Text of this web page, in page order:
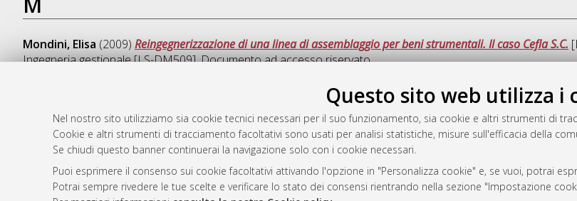
Questo sito web utilizza i
Nel nostro sito utilizziamo sia cookie tecnici necessari per il suo funzionamento, sia cookie e altri strumenti di
Cookie e altri strumenti di tracciamento facoltativi sono usati per analisi statistiche, misure sull'efficacia della
Se chiudi questo banner continuerai la navigazione solo con i cookie necessari.
Puoi esprimere il consenso sui cookie facoltativi attivando l'opzione in "Personalizza cookie" e, se vuoi, potrai
Potrai sempre rivedere le tue scelte e verificare lo stato dei consensi rientrando nella sezione "Impostazione
Mondini, Elisa (2009) Reingegnerizzazione di una linea di assemblaggio per beni strumentali. Il caso Cefla S.C.
Ingegneria gestionale [LS-DM509], Documento ad accesso riservato.
Atom
Rss 2.0
AMS Laurea
Servizio implementato e gestito da
Impostazioni Cookie
Informativa sulla privacy